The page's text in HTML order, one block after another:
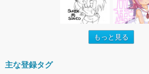
もっと見る
主な登録タグ